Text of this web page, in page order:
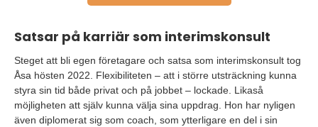
Satsar på karriär som interimskonsult
Steget att bli egen företagare och satsa som interimskonsult tog
Åsa hösten 2022. Flexibiliteten – att i större utsträckning kunna
styra sin tid både privat och på jobbet – lockade. Likaså
möjligheten att själv kunna välja sina uppdrag. Hon har nyligen
även diplomerat sig som coach, som ytterligare en del i sin